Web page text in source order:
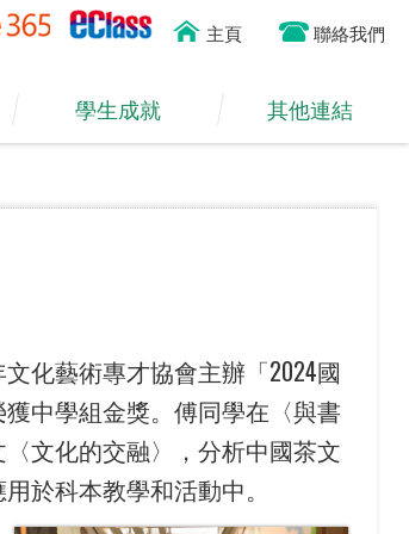
主頁 聯絡我們
學生成就 其他連結
化藝術專才協會主辦「2024國
中學組金獎。傅同學在〈與書
文化的交融〉，分析中國茶文
於科本教學和活動中。